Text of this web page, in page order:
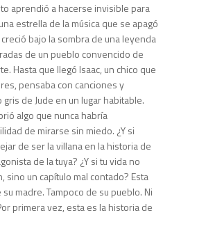
aprendió a hacerse invisible para
estrella de la música que se apagó
bajo la sombra de una leyenda
de un pueblo convencido de
Hasta que llegó Isaac, un chico que
pensaba con canciones y
de Jude en un lugar habitable.
algo que nunca habría
de mirarse sin miedo. ¿Y si
de ser la villana en la historia de
de la tuya? ¿Y si tu vida no
sino un capítulo mal contado? Esta
madre. Tampoco de su pueblo. Ni
primera vez, esta es la historia de